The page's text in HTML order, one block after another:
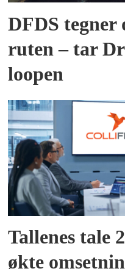
DFDS tegner
ruten – tar
loopen
Tallenes tale
økte